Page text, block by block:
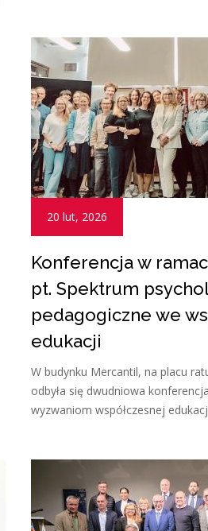
20 lut, 2026
Konferencja w
pt. Spektrum
pedagogiczne we
edukacji
W budynku Mercantil, na placu
odbyła się dwudniowa
wyzwaniom współczesnej